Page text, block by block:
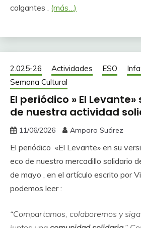
colgantes . (más…)
2.025-26 Actividades ESO
Semana Cultural
El periódico » El
de nuestra actividad
11/06/2026 Amparo Suárez
El periódico «El Levante» en su
eco de nuestro mercadillo solidario
de mayo , en el artículo escrito por
podemos leer :
“Compartamos, colaboremos y